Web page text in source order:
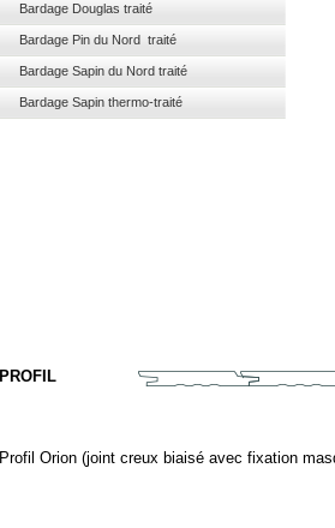
Bardage Douglas traité
Bardage Pin du Nord traité
Bardage Sapin du Nord traité
Bardage Sapin thermo-traité
PROFIL
Profil Orion (joint creux biaisé avec fixation